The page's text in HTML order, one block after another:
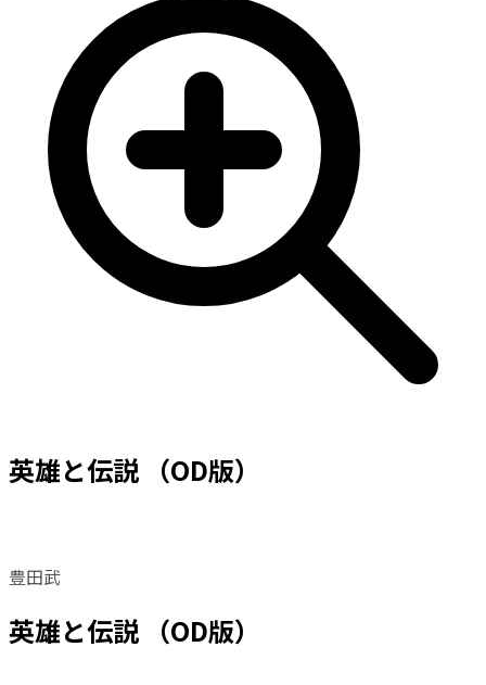
英雄と伝説 （OD版）
豊田武
英雄と伝説 （OD版）